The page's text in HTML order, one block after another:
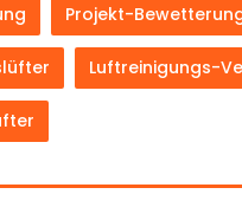
Projekt-
Luftreinigungs-